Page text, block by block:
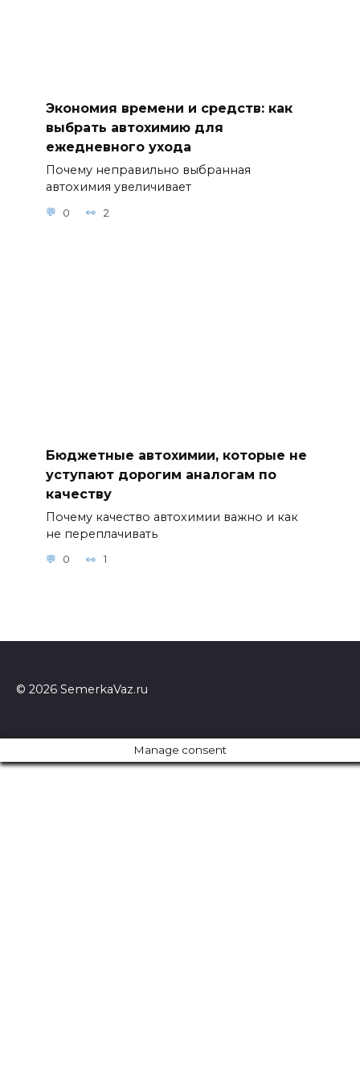
Экономия времени и средств: как
выбрать автохимию для
ежедневного ухода
Почему неправильно выбранная
автохимия увеличивает
0 2
Бюджетные автохимии, которые не
уступают дорогим аналогам по
качеству
Почему качество автохимии важно и как
не переплачивать
0 1
© 2026 SemerkaVaz.ru
Manage consent